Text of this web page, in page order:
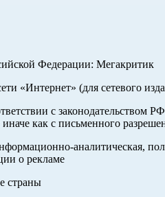
Федерации: Мегакритик
«Интернет» (для сетевого
с
как с письменного
аналитическая,
о рекламе
страны